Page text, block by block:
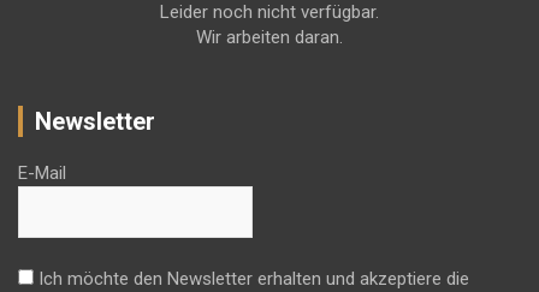
Leider noch nicht verfügbar.
Wir arbeiten daran.
Newsletter
E-Mail
Ich möchte den Newsletter erhalten und akzeptiere die